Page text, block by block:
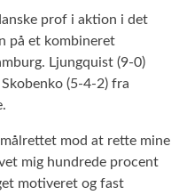
prof i aktion i det
på et kombineret
Ljungquist (9-0)
(5-4-2) fra
mod at rette mine
mig hundrede procent
motiveret og fast